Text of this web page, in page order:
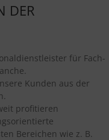
DER
für Fach-
Kunden aus der
profitieren
Bereichen wie z. B.